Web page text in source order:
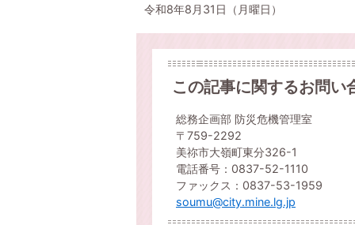
令和8年8月31日（月曜日）
この記事に関するお問い
総務企画部 防災危機管理室
〒759-2292
美祢市大嶺町東分326-1
電話番号：0837-52-1110
ファックス：0837-53-1959
soumu@city.mine.lg.jp